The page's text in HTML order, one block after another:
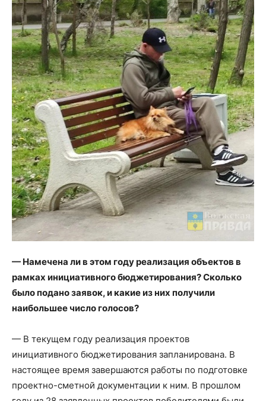
— Намечена ли в этом году реализация объектов в
рамках инициативного бюджетирования? Сколько
было подано заявок, и какие из них получили
наибольшее число голосов?
— В текущем году реализация проектов
инициативного бюджетирования запланирована. В
настоящее время завершаются работы по подготовке
проектно-сметной документации к ним. В прошлом